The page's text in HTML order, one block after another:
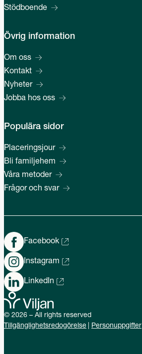
Stödboende
Övrig information
Om oss
Kontakt
Nyheter
Jobba hos oss
Populära sidor
Placeringsjour
Bli familjehem
Våra metoder
Frågor och svar
Facebook
Instagram
LinkedIn
© 2026 – All rights reserved
Tillgänglighetsredogörelse
Personuppgifter